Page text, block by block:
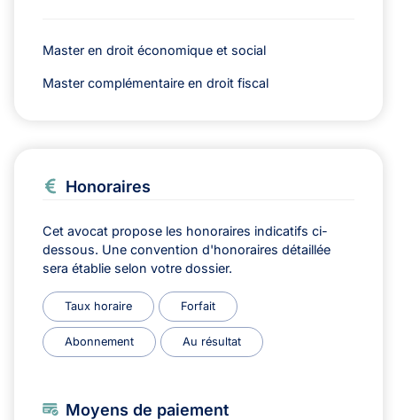
Master en droit économique et social
Master complémentaire en droit fiscal
Honoraires
Cet avocat propose les honoraires indicatifs ci-
dessous. Une convention d'honoraires détaillée
sera établie selon votre dossier.
Taux horaire Forfait
Abonnement Au résultat
Moyens de paiement